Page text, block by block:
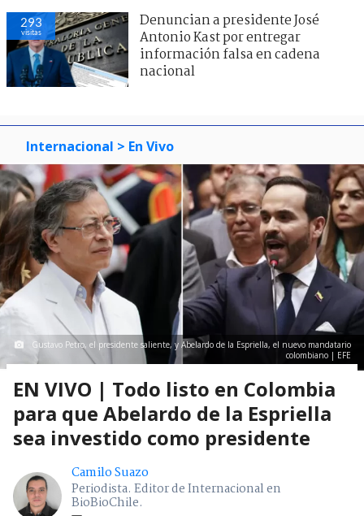
293
visitas
Denuncian a presidente José
Antonio Kast por entregar
información falsa en cadena
nacional
Internacional > En Vivo
Gustavo Petro, el presidente saliente, y Abelardo de la Espriella, el nuevo mandatario
colombiano | EFE
EN VIVO | Todo listo en Colombia
para que Abelardo de la Espriella
sea investido como presidente
Camilo Suazo
Periodista. Editor de Internacional en
BioBioChile.